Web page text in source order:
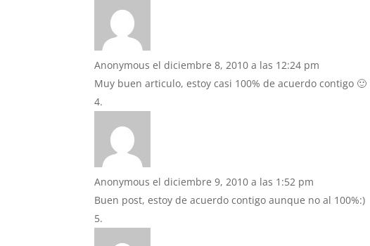
Anonymous el diciembre 8, 2010 a las 12:24 pm
Muy buen articulo, estoy casi 100% de acuerdo contigo 🙂
Anonymous el diciembre 9, 2010 a las 1:52 pm
Buen post, estoy de acuerdo contigo aunque no al 100%:)